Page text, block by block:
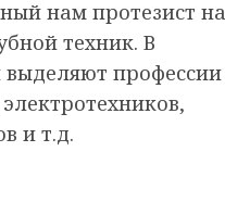
нам протезист на
техник. В
профессии
и т.д.